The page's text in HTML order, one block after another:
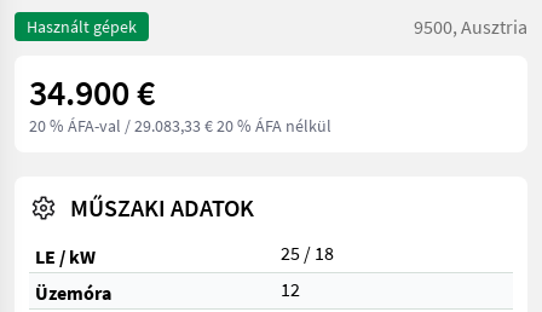
Használt gépek 9500, Ausztria
34.900 €
20 % ÁFA-val / 29.083,33 € 20 % ÁFA nélkül
MŰSZAKI ADATOK
LE / kW
25 / 18
Üzemóra
12